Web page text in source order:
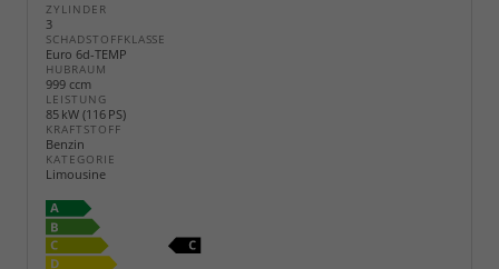
ZYLINDER
3
SCHADSTOFFKLASSE
Euro 6d-TEMP
HUBRAUM
999 ccm
LEISTUNG
85 kW (116 PS)
KRAFTSTOFF
Benzin
KATEGORIE
Limousine